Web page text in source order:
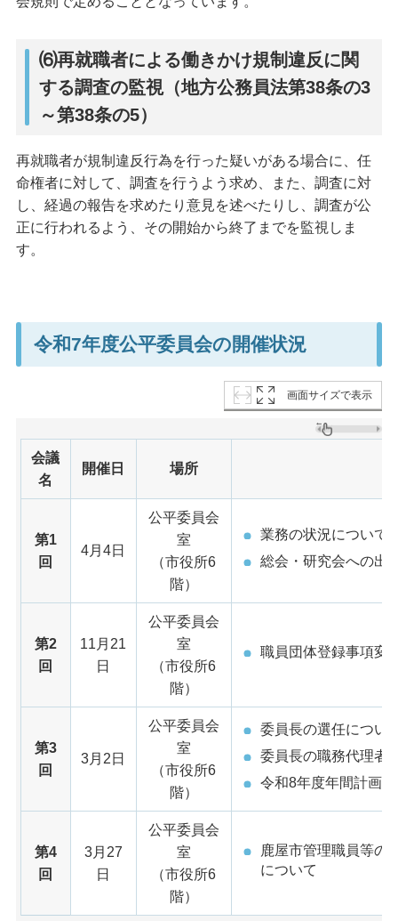
⑹再就職者による働きかけ規制違反に関
する調査の監視（地方公務員法第38条の3
～第38条の5）
再就職者が規制違反行為を行った疑いがある場合に、任
命権者に対して、調査を行うよう求め、また、調査に対
し、経過の報告を求めたり意見を述べたりし、調査が公
正に行われるよう、その開始から終了までを監視しま
す。
令和7年度公平委員会の開催状況
画面サイズで表示
会議
名
開催日 場所
第1
回
4月4日
公平委員会
室
（市役所6
階）
業務の状況について
総会・研究会への出
第2
回
11月21
日
公平委員会
室
（市役所6
階）
職員団体登録事項変
第3
回
3月2日
公平委員会
室
（市役所6
階）
委員長の選任につい
委員長の職務代理者
令和8年度年間計画
第4
回
3月27
日
公平委員会
室
（市役所6
階）
鹿屋市管理職員等の
について